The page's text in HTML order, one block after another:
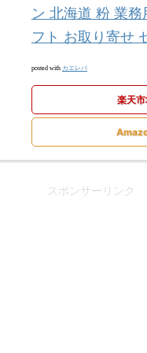
ン 北海道 粉 業
フト お取り寄せ
posted with カエレバ
楽天市
スポンサーリンク